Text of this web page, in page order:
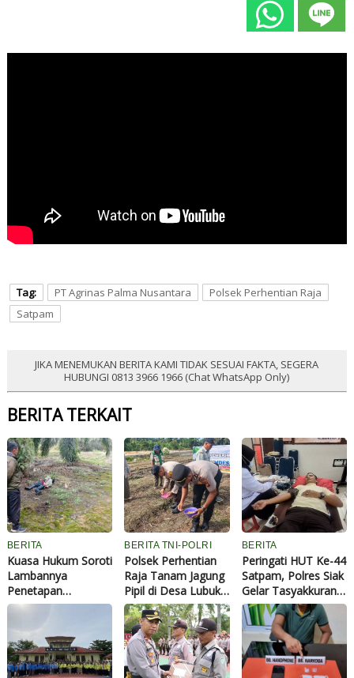
Tag: PT Agrinas Palma Nusantara
Polsek Perhentian Raja
Satpam
JIKA MENEMUKAN BERITA KAMI TIDAK SESUAI FAKTA, SEGERA
HUBUNGI 0813 3966 1966 (Chat WhatsApp Only)
BERITA TERKAIT
BERITA
Kuasa Hukum Soroti
Lambannya
Penetapan
Tersangka Kasus
Pengeroyokan di
Kampar, Dugaan
“Pembekingan”
Aparat Mencuat
BERITA TNI-POLRI
Polsek Perhentian
Raja Tanam Jagung
Pipil di Desa Lubuk
Sakat, Dukung
Swasembada
Pangan 2026
BERITA
Peringati HUT Ke-44
Satpam, Polres Siak
Gelar Tasyakkuran
Dan Donor Darah